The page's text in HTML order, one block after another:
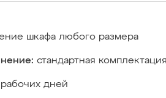
шкафа любого размера
стандартная комплектация
дней